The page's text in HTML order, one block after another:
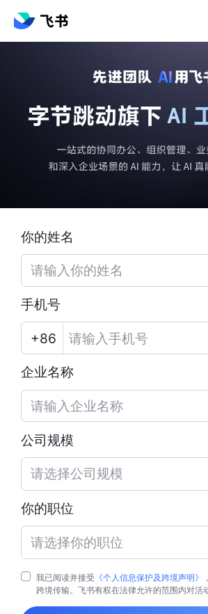
你的姓名
手机号
企业名称
公司规模
请选择公司规模
你的职位
请选择你的职位
我已阅读并接受 《个人信息保护及跨境声明》
跨境传输。飞书有权在法律允许的范围内对活